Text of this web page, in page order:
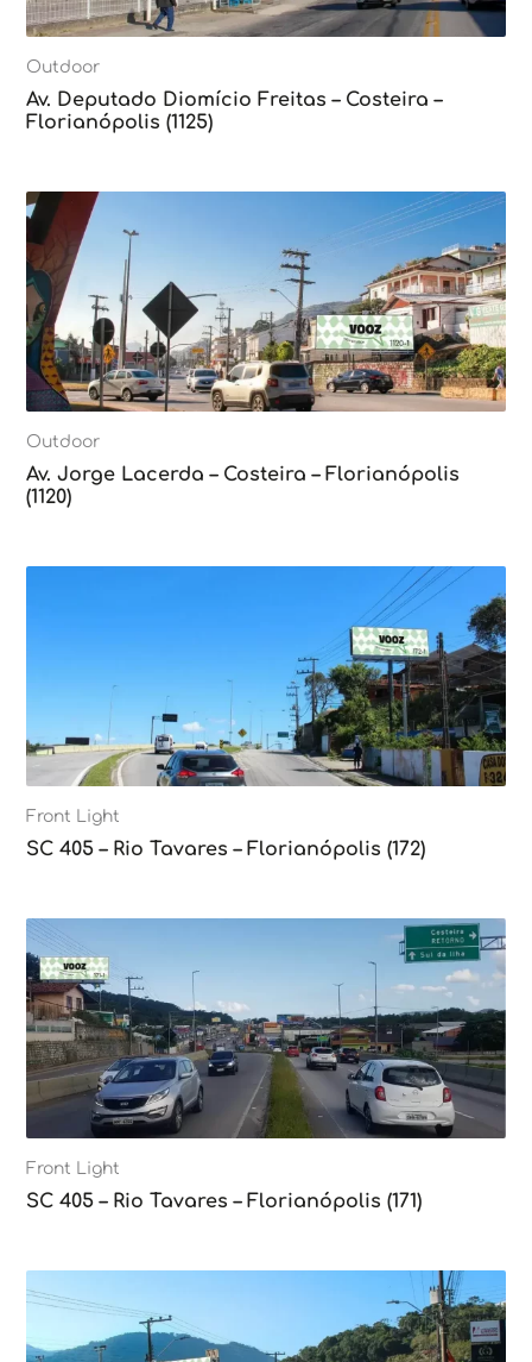
Outdoor
Av. Deputado Diomício Freitas – Costeira –
Florianópolis (1125)
Outdoor
Av. Jorge Lacerda – Costeira – Florianópolis
(1120)
Front Light
SC 405 – Rio Tavares – Florianópolis (172)
Front Light
SC 405 – Rio Tavares – Florianópolis (171)